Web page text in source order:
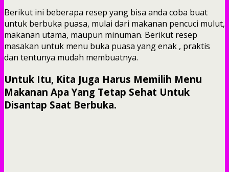
Berikut ini beberapa resep yang bisa anda coba buat
untuk berbuka puasa, mulai dari makanan pencuci mulut,
makanan utama, maupun minuman. Berikut resep
masakan untuk menu buka puasa yang enak , praktis
dan tentunya mudah membuatnya.
Untuk Itu, Kita Juga Harus Memilih Menu
Makanan Apa Yang Tetap Sehat Untuk
Disantap Saat Berbuka.